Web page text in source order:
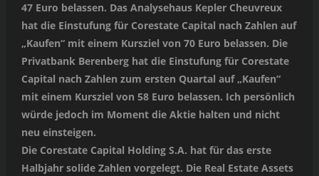
47 Euro belassen. Das Analysehaus Kepler Cheuvreux
hat die Einstufung für Corestate Capital nach Zahlen auf
„Kaufen“ mit einem Kursziel von 70 Euro belassen. Die
Privatbank Berenberg hat die Einstufung für Corestate
Capital nach Zahlen zum ersten Quartal auf „Kaufen“
mit einem Kursziel von 58 Euro belassen. Ich persönlich
würde jedoch im Moment die Aktie halten und nicht
neu einsteigen.
Die Corestate Capital Holding S.A. hat für das erste
Halbjahr solide Zahlen vorgelegt. Die Real Estate Assets